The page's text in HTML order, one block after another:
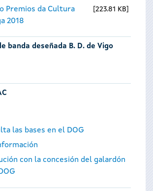
Premios da Cultura
2018
223.81 KB
banda deseñada B. D. de Vigo
las bases en el DOG
con la concesión del galardón